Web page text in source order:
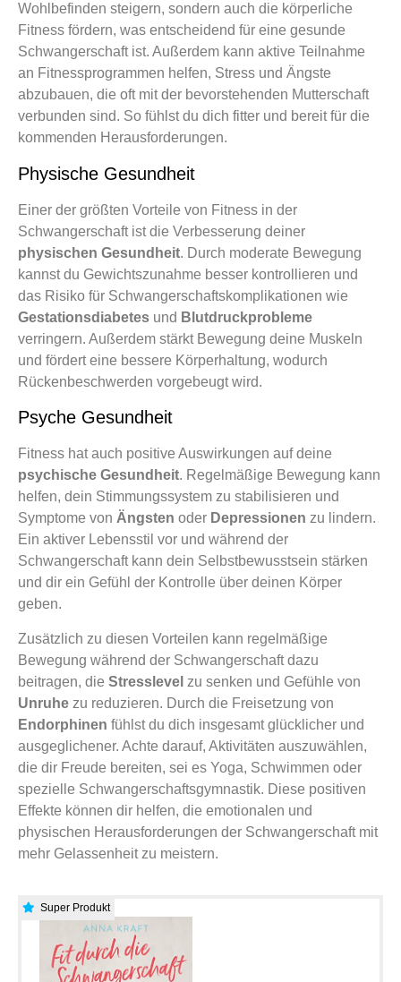
Wohlbefinden steigern, sondern auch die körperliche
Fitness fördern, was entscheidend für eine gesunde
Schwangerschaft ist. Außerdem kann aktive Teilnahme
an Fitnessprogrammen helfen, Stress und Ängste
abzubauen, die oft mit der bevorstehenden Mutterschaft
verbunden sind. So fühlst du dich fitter und bereit für die
kommenden Herausforderungen.
Physische Gesundheit
Einer der größten Vorteile von Fitness in der
Schwangerschaft ist die Verbesserung deiner
physischen Gesundheit. Durch moderate Bewegung
kannst du Gewichtszunahme besser kontrollieren und
das Risiko für Schwangerschaftskomplikationen wie
Gestationsdiabetes und Blutdruckprobleme
verringern. Außerdem stärkt Bewegung deine Muskeln
und fördert eine bessere Körperhaltung, wodurch
Rückenbeschwerden vorgebeugt wird.
Psyche Gesundheit
Fitness hat auch positive Auswirkungen auf deine
psychische Gesundheit. Regelmäßige Bewegung kann
helfen, dein Stimmungssystem zu stabilisieren und
Symptome von Ängsten oder Depressionen zu lindern.
Ein aktiver Lebensstil vor und während der
Schwangerschaft kann dein Selbstbewusstsein stärken
und dir ein Gefühl der Kontrolle über deinen Körper
geben.
Zusätzlich zu diesen Vorteilen kann regelmäßige
Bewegung während der Schwangerschaft dazu
beitragen, die Stresslevel zu senken und Gefühle von
Unruhe zu reduzieren. Durch die Freisetzung von
Endorphinen fühlst du dich insgesamt glücklicher und
ausgeglichener. Achte darauf, Aktivitäten auszuwählen,
die dir Freude bereiten, sei es Yoga, Schwimmen oder
spezielle Schwangerschaftsgymnastik. Diese positiven
Effekte können dir helfen, die emotionalen und
physischen Herausforderungen der Schwangerschaft mit
mehr Gelassenheit zu meistern.
Super Produkt